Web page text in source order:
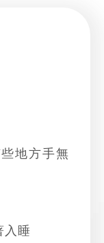
地方手無
入睡